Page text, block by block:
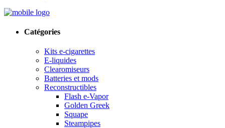
Catégories
Kits e-cigarettes
E-liquides
Clearomiseurs
Batteries et mods
Reconstructibles
Flash e-Vapor
Golden Greek
Squape
Steampipes